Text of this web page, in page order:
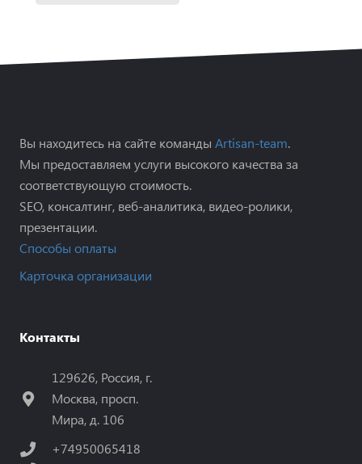
Вы находитесь на сайте команды Artisan-team.
Мы предоставляем услуги высокого качества за
соответствующую стоимость.
SEO, консалтинг, веб-аналитика, видео-ролики,
презентации.
Способы оплаты
Карточка организации
Контакты
129626, Россия, г.
Москва, просп.
Мира, д. 106
+74950065418